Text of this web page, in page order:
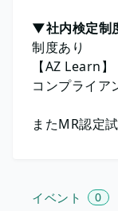
▼社内検定制
制度あり
【AZ Learn】
コンプライア
またMR認定
イベント 0